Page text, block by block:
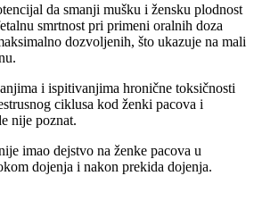
da smanji mušku i žensku plodnost
smrtnost pri primeni oralnih doza
dozvoljenih, što ukazuje na mali
i ispitivanjima hronične toksičnosti
ciklusa kod ženki pacova i
nije poznat.
imao dejstvo na ženke pacova u
dojenja i nakon prekida dojenja.